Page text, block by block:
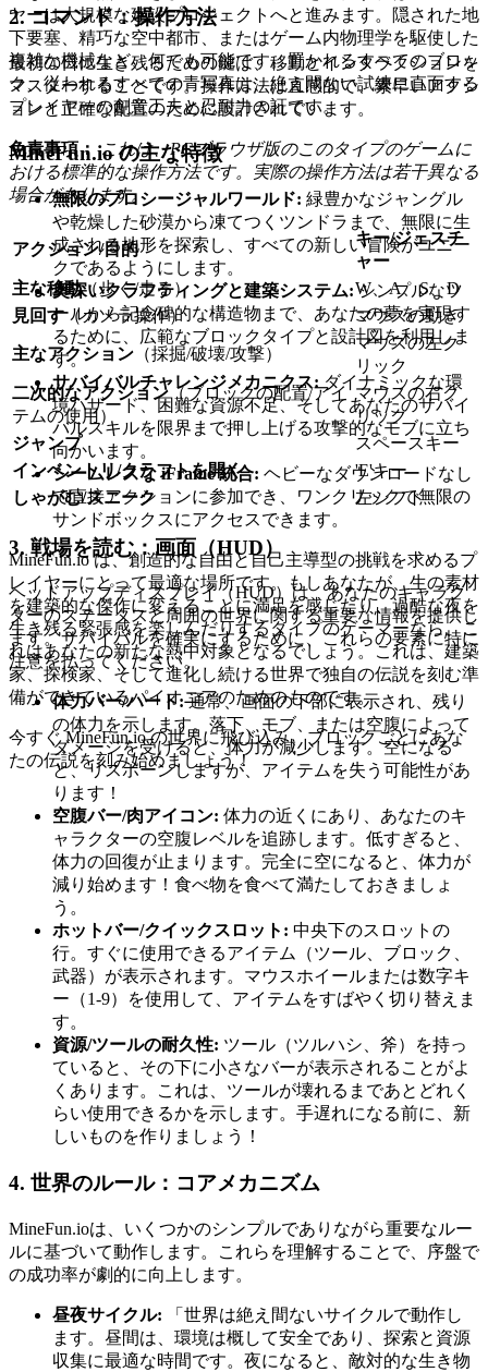
ヤーは大規模な建設プロジェクトへと進みます。隠された地
下要塞、精巧な空中都市、またはゲーム内物理学を駆使した
複雑な機械など、何でも可能です。置かれるすべてのブロッ
ク、従われるすべての青写真は、絶え間ない試練に直面する
プレイヤーの創意工夫と忍耐力の証です。
MineFun.io の主な特徴
無限のプロシージャルワールド: 緑豊かなジャングル
や乾燥した砂漠から凍てつくツンドラまで、無限に生
成される地形を探索し、すべての新しい冒険がユニー
クであるようにします。
奥深いクラフティングと建築システム:シンプルなツ
ールから記念碑的な構造物まで、あなたの夢を実現す
るために、広範なブロックタイプと設計図を利用しま
す。
サバイバルチャレンジメカニクス: ダイナミックな環
境ハザード、困難な資源不足、そしてあなたのサバイ
バルスキルを限界まで押し上げる攻撃的なモブに立ち
向かいます。
シームレスな iFrame 統合: ヘビーなダウンロードなし
で直接アクションに参加でき、ワンクリックで無限の
サンドボックスにアクセスできます。
MineFun.io は、創造的な自由と自己主導型の挑戦を求めるプ
レイヤーにとって最適な場所です。もしあなたが、生の素材
を建築的な傑作に変えることに満足を感じたり、過酷な夜を
生き残る緊張感を楽しんだりするタイプのゲーマーなら、こ
れはあなたの新たな熱中対象となるでしょう。これは、建築
家、探検家、そして進化し続ける世界で独自の伝説を刻む準
備ができているパイオニアのためのものです。
今すぐ MineFun.io の世界に飛び込み、ブロックごとにあな
たの伝説を刻み始めましょう！
2. コマンド：操作方法
最初の日に生き残るための鍵は、移動とインタラクションを
マスターすることです。操作方法は直感的で、素早いアクシ
ョンと正確な配置のために設計されています。
免責事項： これは、PCブラウザ版のこのタイプのゲームに
おける標準的な操作方法です。実際の操作方法は若干異なる
場合があります。
アクション/目的
キー/ジェスチ
ャー
主な移動（歩く/走る）
W、A、S、D
見回す（カメラ操作） マウスの動き
主なアクション （採掘/破壊/攻撃）
マウスの左ク
リック
二次的なアクション（ブロックの配置/アイ
テムの使用）
マウスの右ク
リック
ジャンプ
スペースキー
インベントリ/クラフトを開く
'E'キー
しゃがむ/スニーク
左シフト
3. 戦場を読む：画面（HUD）
ヘッドアップディスプレイ（HUD）は、あなたのキャラク
ターのステータスと周囲の世界に関する重要な情報を提供し
ます。サバイバルを確実にするために、これらの要素に特に
注意を払ってください。
体力バー/ハート:通常、画面の下部に表示され、残り
の体力を示します。落下、モブ、または空腹によって
ダメージを受けると、体力が減少します。空になる
と、リスポーンしますが、アイテムを失う可能性があ
ります！
空腹バー/肉アイコン: 体力の近くにあり、あなたのキ
ャラクターの空腹レベルを追跡します。低すぎると、
体力の回復が止まります。完全に空になると、体力が
減り始めます！食べ物を食べて満たしておきましょ
う。
ホットバー/クイックスロット: 中央下のスロットの
行。すぐに使用できるアイテム（ツール、ブロック、
武器）が表示されます。マウスホイールまたは数字キ
ー（1-9）を使用して、アイテムをすばやく切り替えま
す。
資源/ツールの耐久性: ツール（ツルハシ、斧）を持っ
ていると、その下に小さなバーが表示されることがよ
くあります。これは、ツールが壊れるまであとどれく
らい使用できるかを示します。手遅れになる前に、新
しいものを作りましょう！
4. 世界のルール：コアメカニズム
MineFun.ioは、いくつかのシンプルでありながら重要なルー
ルに基づいて動作します。これらを理解することで、序盤で
の成功率が劇的に向上します。
昼夜サイクル: 「世界は絶え間ないサイクルで動作し
ます。昼間は、環境は概して安全であり、探索と資源
収集に最適な時間です。夜になると、敵対的な生き物